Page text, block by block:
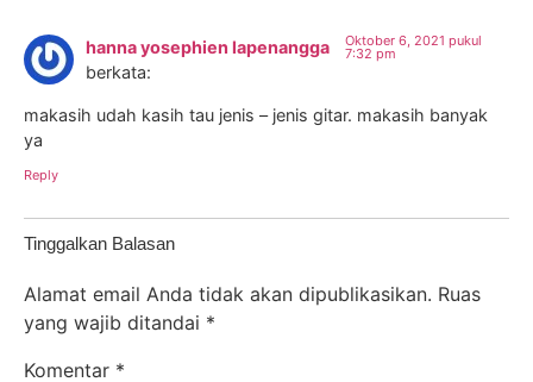
hanna yosephien lapenangga
berkata:
Oktober 6, 2021 pukul
7:32 pm
makasih udah kasih tau jenis – jenis gitar. makasih banyak
ya
Reply
Tinggalkan Balasan
Alamat email Anda tidak akan dipublikasikan. Ruas
yang wajib ditandai *
Komentar *